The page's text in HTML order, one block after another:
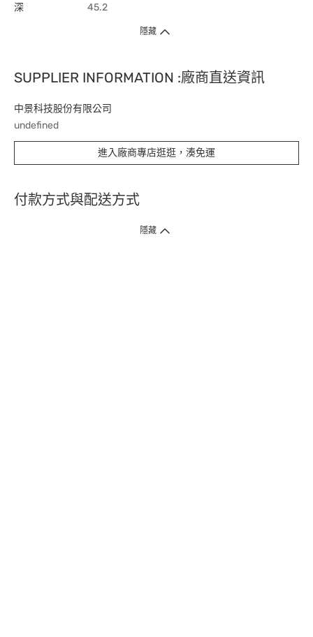
深 45.2
隱藏
SUPPLIER INFORMATION :廠商直送資訊
中景科技股份有限公司
undefined
進入廠商專店逛逛，湊免運
付款方式與配送方式
隱藏